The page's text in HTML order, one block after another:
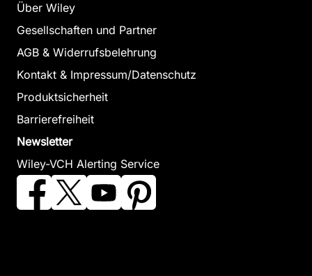
Über Wiley
Gesellschaften und Partner
AGB & Widerrufsbelehrung
Kontakt & Impressum/Datenschutz
Produktsicherheit
Barrierefreiheit
Newsletter
Wiley-VCH Alerting Service